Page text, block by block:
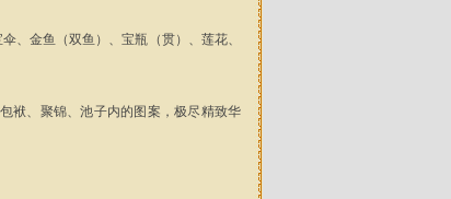
、金鱼（双鱼）、宝瓶（贯）、莲花、
袱、聚锦、池子内的图案，极尽精致华